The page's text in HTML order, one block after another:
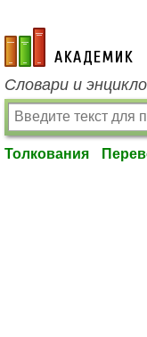
academic.ru
Словари и
Толкования